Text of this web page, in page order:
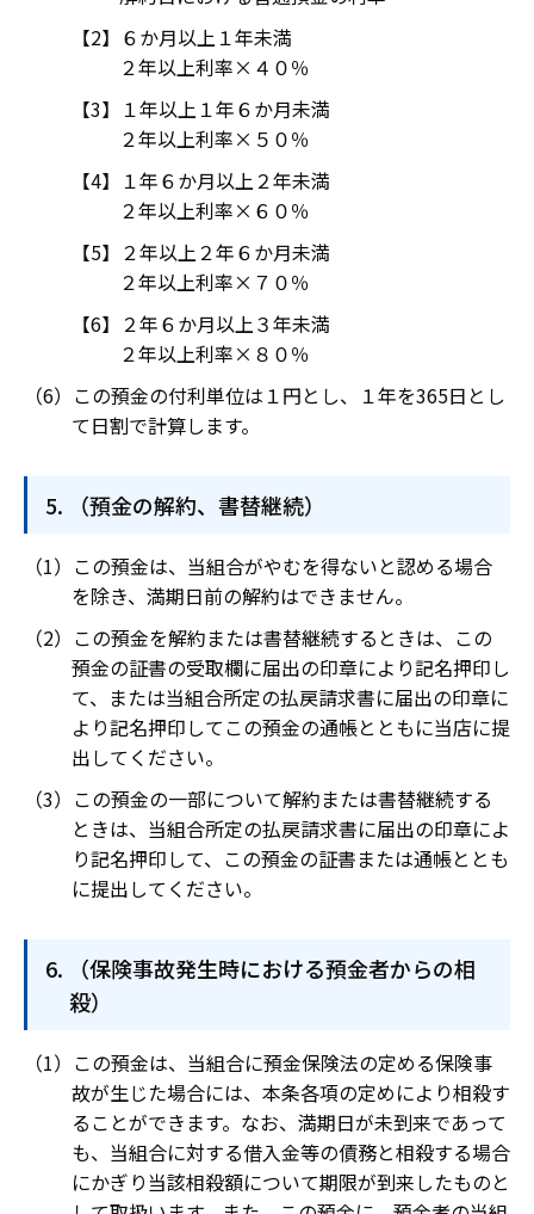
６か月以上１年未満
２年以上利率×４０％
１年以上１年６か月未満
２年以上利率×５０％
１年６か月以上２年未満
２年以上利率×６０％
２年以上２年６か月未満
２年以上利率×７０％
２年６か月以上３年未満
２年以上利率×８０％
この預金の付利単位は１円とし、１年を365日とし
て日割で計算します。
（預金の解約、書替継続）
この預金は、当組合がやむを得ないと認める場合
を除き、満期日前の解約はできません。
この預金を解約または書替継続するときは、この
預金の証書の受取欄に届出の印章により記名押印し
て、または当組合所定の払戻請求書に届出の印章に
より記名押印してこの預金の通帳とともに当店に提
出してください。
この預金の一部について解約または書替継続する
ときは、当組合所定の払戻請求書に届出の印章によ
り記名押印して、この預金の証書または通帳ととも
に提出してください。
（保険事故発生時における預金者からの相
殺）
この預金は、当組合に預金保険法の定める保険事
故が生じた場合には、本条各項の定めにより相殺す
ることができます。なお、満期日が未到来であって
も、当組合に対する借入金等の債務と相殺する場合
にかぎり当該相殺額について期限が到来したものと